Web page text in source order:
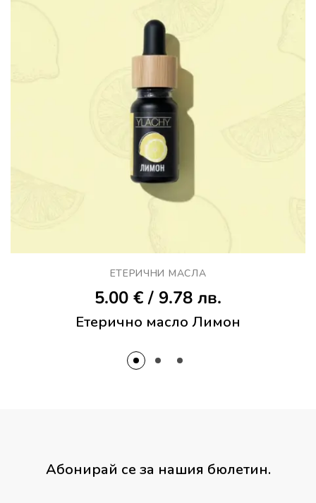
ЕТЕРИЧНИ МАСЛА
5.00 €/ 9.78 лв.
Етерично масло Лимон
Абонирай се за нашия бюлетин.